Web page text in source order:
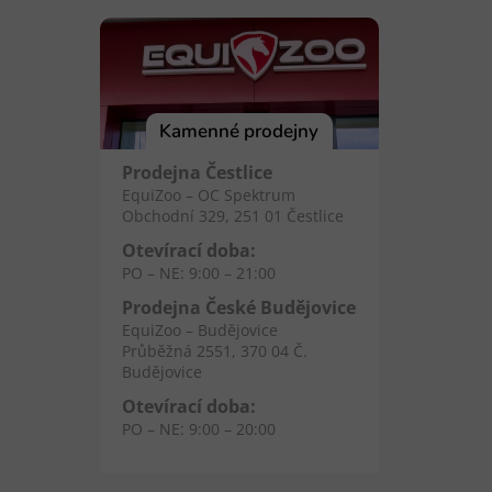
Kamenné prodejny
Prodejna Čestlice
EquiZoo – OC Spektrum
Obchodní 329, 251 01 Čestlice
Otevírací doba:
PO – NE: 9:00 – 21:00
Prodejna České Budějovice
EquiZoo – Budějovice
Průběžná 2551, 370 04 Č.
Budějovice
Otevírací doba:
PO – NE: 9:00 – 20:00